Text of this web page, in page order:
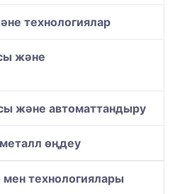
технологиялар
және
және автоматтандыру
өңдеу
мен технологиялары